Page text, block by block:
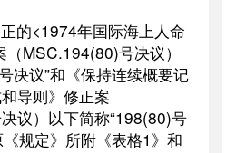
的<1974年国际海上人命
（MSC.194(80)号决议）
决议”和《保持连续概要记
导则》修正案
议）以下简称“198(80)号
规定》所附《表格1 》和